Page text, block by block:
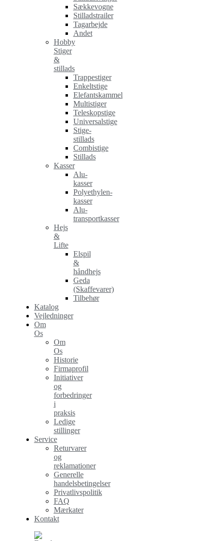
Sækkevogne
Stilladstrailer
Tagarbejde
Andet
Hobby
Stiger
&
stillads
Trappestiger
Enkeltstige
Elefantskammel
Multistiger
Teleskopstige
Universalstige
Stige-
stillads
Combistige
Stillads
Kasser
Alu-
kasser
Polyethylen-
kasser
Alu-
transportkasser
Hejs
&
Lifte
Elspil
&
håndhejs
Geda
(Skaffevarer)
Tilbehør
Katalog
Vejledninger
Om
Os
Om
Os
Historie
Firmaprofil
Initiativer
og
forbedringer
i
praksis
Ledige
stillinger
Service
Returvarer
og
reklamationer
Generelle
handelsbetingelser
Privatlivspolitik
FAQ
Mærkater
Kontakt